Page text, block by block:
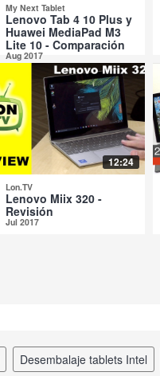
My Next Tablet
Lenovo Tab 4 10 Plus y
Huawei MediaPad M3
Lite 10 - Comparación
Aug 2017
12:24
Lon.TV
Lenovo Miix 320 -
Revisión
Jul 2017
desembalaje tablets Intel